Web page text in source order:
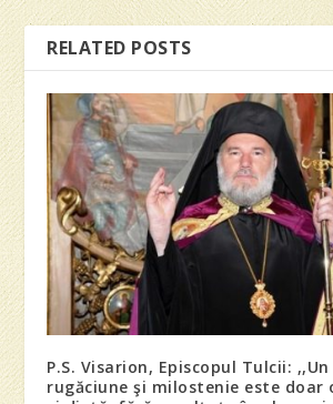
RELATED POSTS
P.S. Visarion, Episcopul Tulcii:
rugăciune şi milostenie este doar